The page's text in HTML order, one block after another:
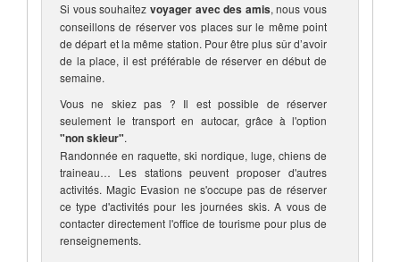
Si vous souhaitez voyager avec des amis, nous vous
conseillons de réserver vos places sur le même point
de départ et la même station. Pour être plus sûr d’avoir
de la place, il est préférable de réserver en début de
semaine.
Vous ne skiez pas ? Il est possible de réserver
seulement le transport en autocar, grâce à l'option
"non skieur".
Randonnée en raquette, ski nordique, luge, chiens de
traineau… Les stations peuvent proposer d'autres
activités. Magic Evasion ne s'occupe pas de réserver
ce type d'activités pour les journées skis. A vous de
contacter directement l'office de tourisme pour plus de
renseignements.